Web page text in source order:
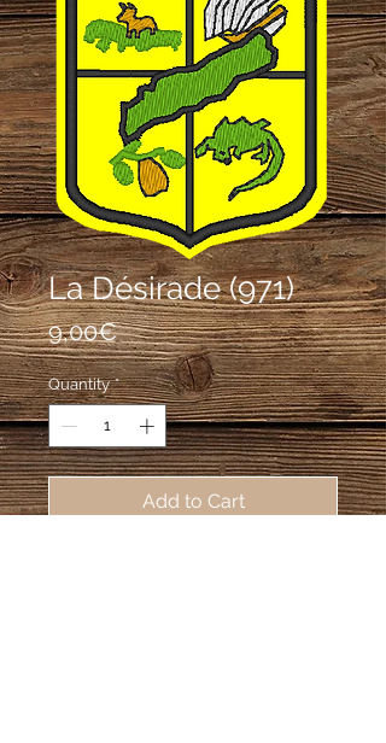
La Désirade (971)
9,00€Price
Quantity *
Add to Cart